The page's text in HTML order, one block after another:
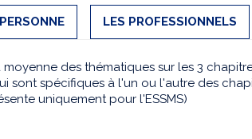
LES PROFESSIONNELS
moyenne des thématiques sur les 3
sont spécifiques à l'un ou l'autre des
uniquement pour l'ESSMS)